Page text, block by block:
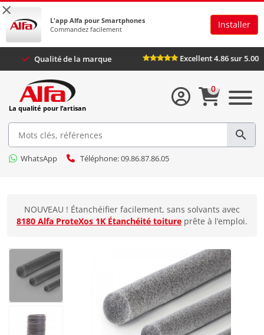
×
L'app Alfa pour Smartphones
Commandez facilement
Installer
Qualité de la marque Excellent 4.86
La qualité pour l’artisan
WhatsApp Téléphone: 09.86.87.86.05
0
NOUVEAU ! Étanchéifier facilement, sans solvants avec
8180 Alfa ProteXos 1K Étanchéité toiture prête à l’emploi.